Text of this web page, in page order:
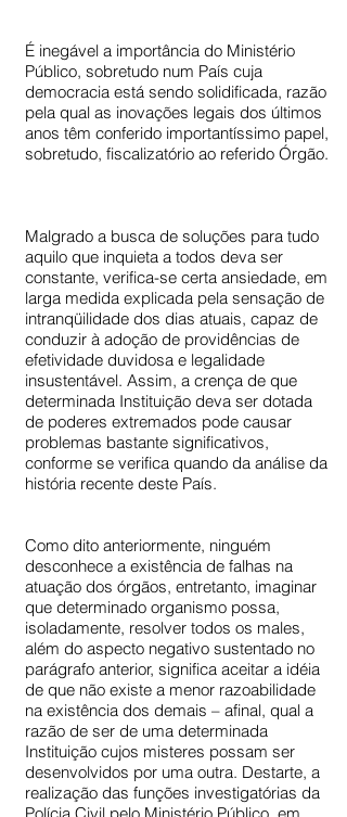
É inegável a importância do Ministério
Público, sobretudo num País cuja
democracia está sendo solidificada, razão
pela qual as inovações legais dos últimos
anos têm conferido importantíssimo papel,
sobretudo, fiscalizatório ao referido Órgão.
Malgrado a busca de soluções para tudo
aquilo que inquieta a todos deva ser
constante, verifica-se certa ansiedade, em
larga medida explicada pela sensação de
intranqüilidade dos dias atuais, capaz de
conduzir à adoção de providências de
efetividade duvidosa e legalidade
insustentável. Assim, a crença de que
determinada Instituição deva ser dotada
de poderes extremados pode causar
problemas bastante significativos,
conforme se verifica quando da análise da
história recente deste País.
Como dito anteriormente, ninguém
desconhece a existência de falhas na
atuação dos órgãos, entretanto, imaginar
que determinado organismo possa,
isoladamente, resolver todos os males,
além do aspecto negativo sustentado no
parágrafo anterior, significa aceitar a idéia
de que não existe a menor razoabilidade
na existência dos demais – afinal, qual a
razão de ser de uma determinada
Instituição cujos misteres possam ser
desenvolvidos por uma outra. Destarte, a
realização das funções investigatórias da